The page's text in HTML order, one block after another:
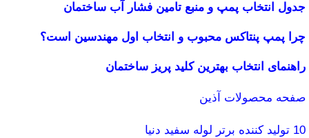
جدول انتخاب پمپ و منبع تامین فشار آب ساختمان
چرا پمپ پنتاکس محبوب و انتخاب اول مهندسین است؟
راهنمای انتخاب بهترین کلید پریز ساختمان
صفحه محصولات آذین
10 تولید کننده برتر لوله سفید دنیا